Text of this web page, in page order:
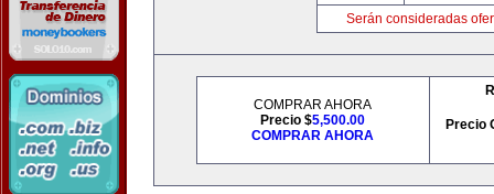
Serán consideradas
COMPRAR AHORA
Precio $5,500.00
COMPRAR AHORA
Precio